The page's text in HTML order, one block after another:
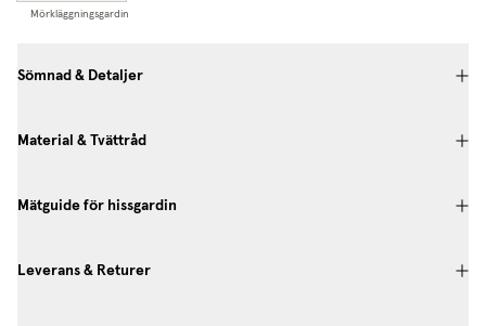
Mörkläggningsgardin
Sömnad & Detaljer
Material & Tvättråd
Mätguide för hissgardin
Leverans & Returer